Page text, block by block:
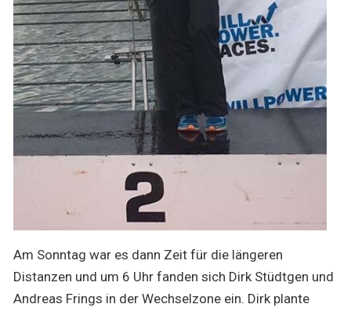
Am Sonntag war es dann Zeit für die längeren
Distanzen und um 6 Uhr fanden sich Dirk Stüdtgen und
Andreas Frings in der Wechselzone ein. Dirk plante